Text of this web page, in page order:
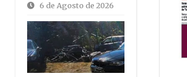
6 de Agosto de 2026